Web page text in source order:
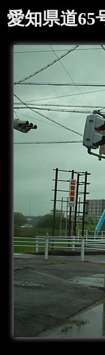
愛知県道65